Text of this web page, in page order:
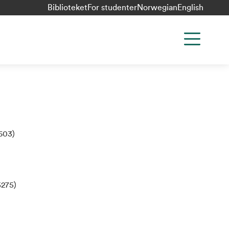
Biblioteket For studenterNorwegian English